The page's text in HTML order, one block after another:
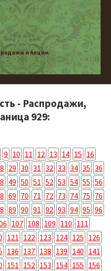
и Акции
- Распродажи,
929:
9 10 11 12 13 14 15 16
29 30 31 32 33 34 35 36
49 50 51 52 53 54 55 56
69 70 71 72 73 74 75 76
89 90 91 92 93 94 95 96
107 108 109 110 111
121 122 123 124 125 126
136 137 138 139 140 141
151 152 153 154 155 156